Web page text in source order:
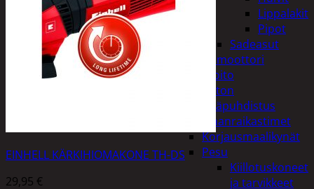
Lippalakit
Pipot
Sadeasut
Auto, vene ja moottori
Autonhoito
Auton
sisäpuhdistus
Ilmanraikastimet
Korjausmaalikynät
Pesu
Kiillotuskoneet
ja tarvikkeet
EINHELL KÄRKIHIOMAKONE TH-DS
29,95 €